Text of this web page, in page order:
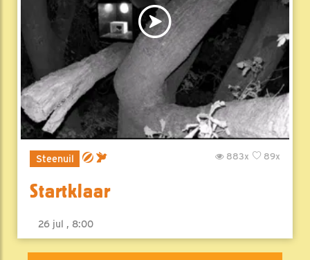
Steenuil 89x
883x
Startklaar
26 jul , 8:00